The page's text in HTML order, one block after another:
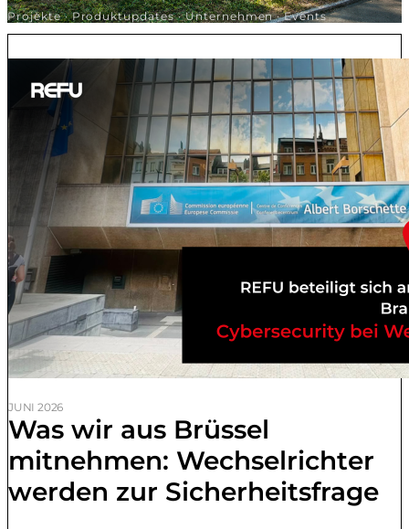
Projekte · Produktupdates · Unternehmen · Events
JUNI 2026
Was wir aus Brüssel
mitnehmen: Wechselrichter
werden zur Sicherheitsfrage